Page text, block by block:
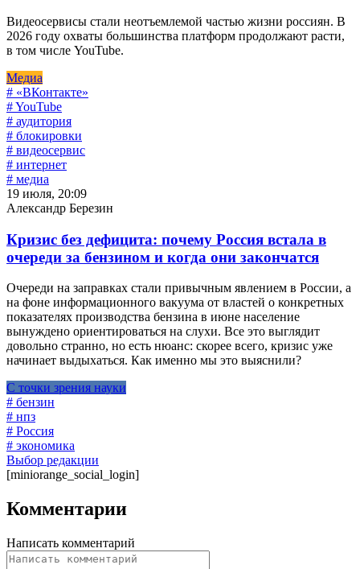
Видеосервисы стали неотъемлемой частью жизни россиян. В
2026 году охваты большинства платформ продолжают расти,
в том числе YouTube.
Медиа
# «ВКонтакте»
# YouTube
# аудитория
# блокировки
# видеосервис
# интернет
# медиа
19 июля, 20:09
Александр Березин
Кризис без дефицита: почему Россия встала в
очереди за бензином и когда они закончатся
Очереди на заправках стали привычным явлением в России, а
на фоне информационного вакуума от властей о конкретных
показателях производства бензина в июне население
вынуждено ориентироваться на слухи. Все это выглядит
довольно странно, но есть нюанс: скорее всего, кризис уже
начинает выдыхаться. Как именно мы это выяснили?
С точки зрения науки
# бензин
# нпз
# Россия
# экономика
Выбор редакции
[miniorange_social_login]
Комментарии
Написать комментарий